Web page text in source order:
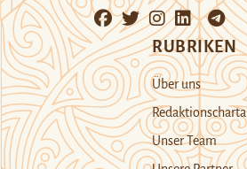
RUBRIKEN
Über uns
Redaktionscharta
Unser Team